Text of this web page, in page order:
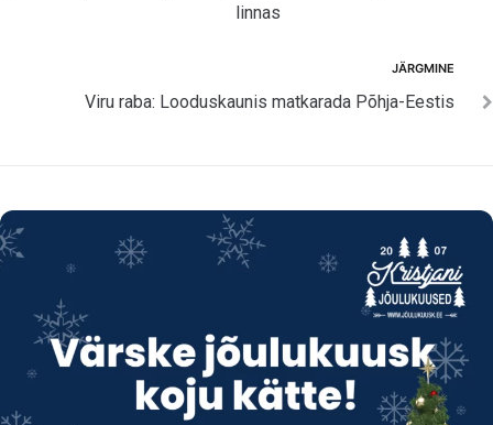
linnas
JÄRGMINE
Viru raba: Looduskaunis matkarada Põhja-Eestis